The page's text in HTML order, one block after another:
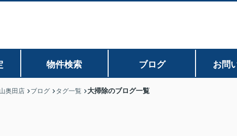
物件検索 ブログ お問
奥田店 ブログ タグ一覧 大掃除のブログ一覧